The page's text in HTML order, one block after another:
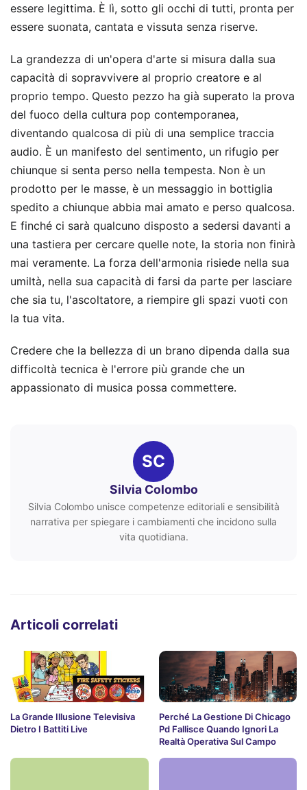
essere legittima. È lì, sotto gli occhi di tutti, pronta per
essere suonata, cantata e vissuta senza riserve.
La grandezza di un'opera d'arte si misura dalla sua
capacità di sopravvivere al proprio creatore e al
proprio tempo. Questo pezzo ha già superato la prova
del fuoco della cultura pop contemporanea,
diventando qualcosa di più di una semplice traccia
audio. È un manifesto del sentimento, un rifugio per
chiunque si senta perso nella tempesta. Non è un
prodotto per le masse, è un messaggio in bottiglia
spedito a chiunque abbia mai amato e perso qualcosa.
E finché ci sarà qualcuno disposto a sedersi davanti a
una tastiera per cercare quelle note, la storia non finirà
mai veramente. La forza dell'armonia risiede nella sua
umiltà, nella sua capacità di farsi da parte per lasciare
che sia tu, l'ascoltatore, a riempire gli spazi vuoti con
la tua vita.
Credere che la bellezza di un brano dipenda dalla sua
difficoltà tecnica è l'errore più grande che un
appassionato di musica possa commettere.
SC
Silvia Colombo
Silvia Colombo unisce competenze editoriali e sensibilità
narrativa per spiegare i cambiamenti che incidono sulla
vita quotidiana.
Articoli correlati
La Grande Illusione Televisiva
Dietro I Battiti Live
Perché La Gestione Di Chicago
Pd Fallisce Quando Ignori La
Realtà Operativa Sul Campo